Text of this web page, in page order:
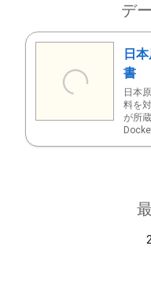
デ
日
書
日本
料を
が所蔵